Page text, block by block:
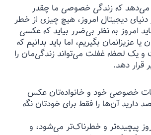
می‌دهد که زندگی خصوصی ما چقدر
دیجیتال امروز، هیچ چیزی از خطر
امروز به نظر بی‌ضرر بیاید که عکسی
عزیزانمان بگیریم، اما باید بدانیم که
یک لحظه غفلت می‌تواند زندگی‌مان را
قرار دهد.
خصوصی خود و خانواده‌تان عکس
دارید آن‌ها را فقط برای خودتان نگه
پیچیده‌تر و خطرناک‌تر می‌شود، و